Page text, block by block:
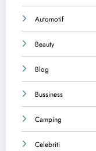
Automotif
Beauty
Blog
Bussiness
Camping
Celebriti